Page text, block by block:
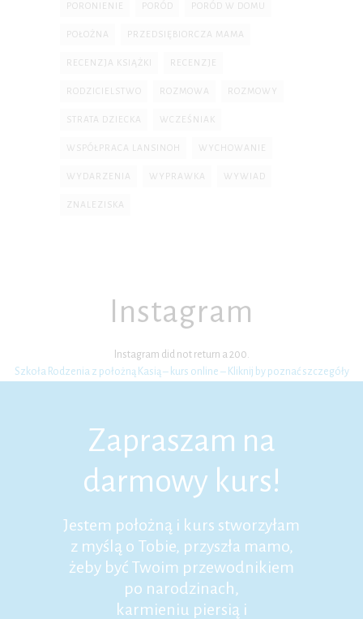
PORONIENIE PORÓD PORÓD W DOMU
POŁOŻNA PRZEDSIĘBIORCZA MAMA
RECENZJA KSIĄŻKI RECENZJE
RODZICIELSTWO ROZMOWA ROZMOWY
STRATA DZIECKA WCZEŚNIAK
WSPÓŁPRACA LANSINOH WYCHOWANIE
WYDARZENIA WYPRAWKA WYWIAD
ZNALEZISKA
Instagram
Instagram did not return a 200.
Szkoła Rodzenia z położną Kasią – kurs online – Kliknij by poznać szczegóły
Zapraszam na
darmowy kurs!
Jestem położną i kurs stworzyłam
z myślą o Tobie, przyszła mamo,
żeby być Twoim przewodnikiem
po narodzinach,
karmieniu piersią i